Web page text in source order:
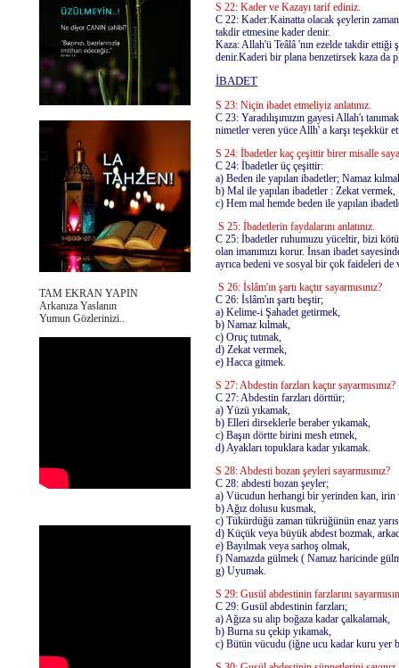
TAM EKRAN YAPIN
Arkanıza Yaslanın
Yumun Gözlerinizi..
S 22: Kader ve Kazayı tarif ediniz.
C 22: Kader:Kainatta olacak şeylerin
takdir etmesine kader denir.
Kaza: Allah'ü Teâlâ 'nın ezelde takdir ettiği
denir.Kaderi bir plana benzetirsek kaza da
İBADET
S 23: Niçin ibadet etmeliyiz anlatınız.
C 23: Yaradılışımızın gayesi Allah'ı
nimetler veren yüce Allh' a karşı teşekkür
S 24: İbadetler kaç çeşittir birer misalle
C 24: İbadetler üç çeşittir:
a) Beden ile yapılan ibadetler; Namaz
b) Mal ile yapılan ibadetler : Zekat vermek,
c) Hem mal hemde beden ile yapılan
S 25: İbadetlerin faydalarını anlatınız.
C 25: İbadetler ruhumuzu yüceltir, bizi
olan imanımızı korur. İnsan ibadet
ayrıca bedeni ve sosyal bir çok faideleri de
S 26: İslâm'ın şartı kaçtır sayarmısınız?
C 26: İslâm'ın şartı beştir;
a) Kelime-i Şahadet getirmek,
b) Namaz kılmak,
c) Oruç tutmak,
d) Zekat vermek,
e) Hacca gitmek.
S 27: Abdestin farzları kaçtır sayarmısınız?
C 27: Abdestin farzları dörttür;
a) Yüzü yıkamak,
b) Elleri dirseklerle beraber yıkamak,
c) Başın dörtte birini mesh etmek,
d) Ayakları topuklara kadar yıkamak.
S 28: Abdesti bozan şeyleri sayarmısınız?
C 28: abdesti bozan şeyler;
a) Vücudun herhangi bir yerinden kan, irin
b) Ağız dolusu kusmak,
c) Tükürdüğü zaman tükrüğünün enaz
d) Küçük veya büyük abdest bozmak,
e) Bayılmak veya sarhoş olmak,
f) Namazda gülmek ( Namaz haricinde
g) Uyumak.
S 29: Gusül abdestinin farzlarını
C 29: Gusül abdestinin farzları;
a) Ağıza su alıp boğaza kadar çalkalamak,
b) Burna su çekip yıkamak,
c) Bütün vücudu (iğne ucu kadar kuru yer